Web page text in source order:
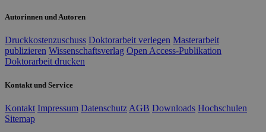
Autorinnen und Autoren
Druckkostenzuschuss Doktorarbeit verlegen Masterarbeit
publizieren Wissenschaftsverlag Open Access-Publikation
Doktorarbeit drucken
Kontakt und Service
Kontakt Impressum Datenschutz AGB Downloads Hochschulen
Sitemap